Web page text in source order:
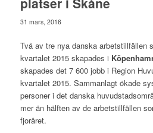
31 mars, 2016
Två av tre nya danska arbetstillfällen
kvartalet 2015 skapades i
skapades det 7 600 jobb i Region
kvartalet 2015. Sammanlagt ökade
personer i det danska
mer än hälften av de arbetstillfällen
fjoråret.